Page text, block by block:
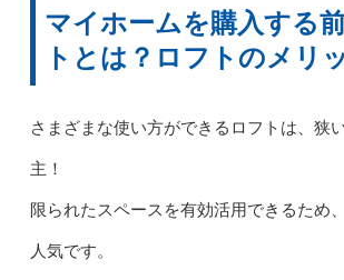
マイホームを購入する
トとは？ロフトのメリ
さまざまな使い方ができるロフトは、狭
主！
限られたスペースを有効活用できるため
人気です。